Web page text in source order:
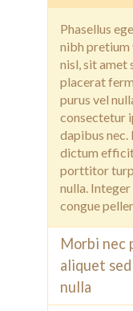
Phasellus
nibh pretium
nisl, sit amet
placerat
purus vel
consectetur
dapibus nec.
dictum
porttitor
nulla.
congue
Morbi nec
aliquet
nulla